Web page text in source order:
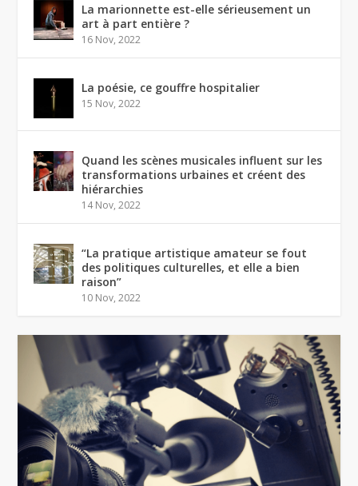
La marionnette est-elle sérieusement un
art à part entière ?
16 Nov, 2022
La poésie, ce gouffre hospitalier
15 Nov, 2022
Quand les scènes musicales influent sur les
transformations urbaines et créent des
hiérarchies
14 Nov, 2022
“La pratique artistique amateur se fout
des politiques culturelles, et elle a bien
raison”
10 Nov, 2022